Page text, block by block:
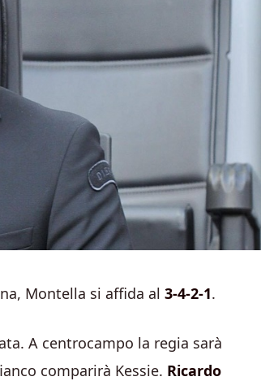
Montella si affida al 3-4-2-1.
A centrocampo la regia sarà
comparirà Kessie. Ricardo